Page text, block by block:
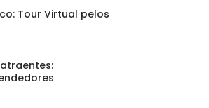
Tour Virtual pelos